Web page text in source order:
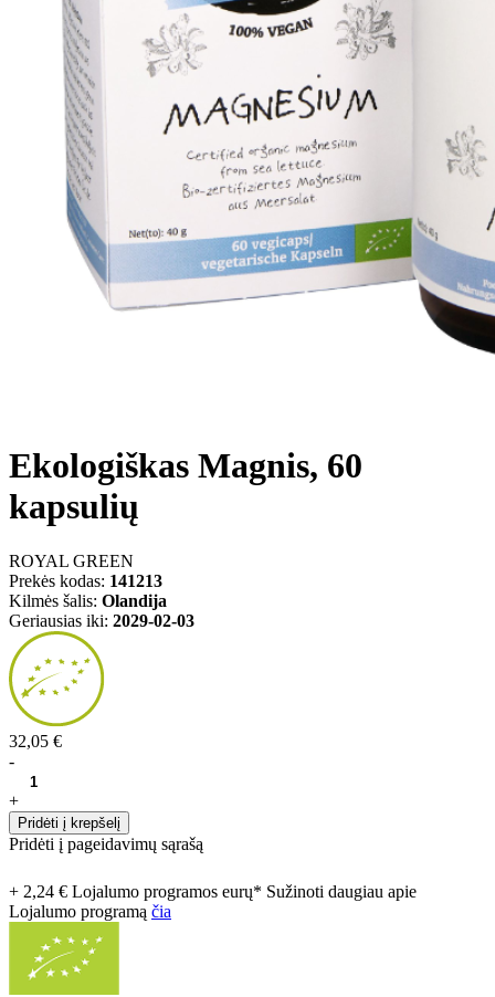
Ekologiškas Magnis, 60
kapsulių
ROYAL GREEN
Prekės kodas: 141213
Kilmės šalis: Olandija
Geriausias iki: 2029-02-03
32,05 €
-
+
Pridėti į krepšelį
Pridėti į pageidavimų sąrašą
+ 2,24 € Lojalumo programos eurų* Sužinoti daugiau apie
Lojalumo programą čia